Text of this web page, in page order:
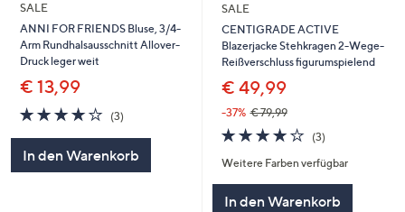
SALE
ANNI FOR FRIENDS Bluse, 3/4-
Arm Rundhalsausschnitt Allover-
Druck leger weit
€ 13,99
4.0
von
(3)3
In den Warenkorb
SALE
CENTIGRADE ACTIVE
Blazerjacke Stehkragen 2-Wege-
Reißverschluss figurumspielend
€ 49,99
-37% € 79,99
4.0
von
5
(3)3
Weitere Farben verfügbar
In den Warenkorb